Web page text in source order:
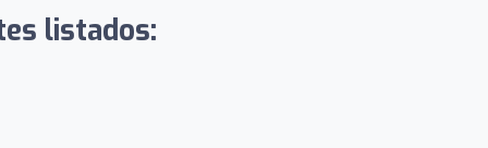
listados: